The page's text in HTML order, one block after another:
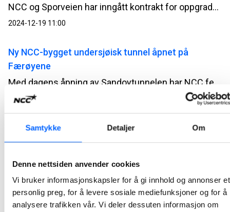
Samtykke Detaljer Om
Denne nettsiden anvender cookies
Vi bruker informasjonskapsler for å gi innhold og annonser et
personlig preg, for å levere sosiale mediefunksjoner og for å
analysere trafikken vår. Vi deler dessuten informasjon om
NCC og Sporveien har inngått kontrakt for oppgradering av Majorstuen T-banestasjon i Oslo. Kontrakten har en verdi på cirka 350 MNOK.
2024-12-19 11:00
Ny NCC-bygget undersjøisk tunnel åpnet på
Færøyene
2023-12-21 15:32
NCC har overlevert Hammerfest ren havn
NCC har nylig overlevert prosjekt Hammerfest ren havn til Kystverket og Hammerfest kommune, og har dermed ferdigstilt den storstilte miljøoppryddingen og fornyelsen av kommunens byhavn og Forsøl fiskerihavn.
2023-12-18 08:00
Lars Petter Gamlem er ny leder i NCC Building
Norway